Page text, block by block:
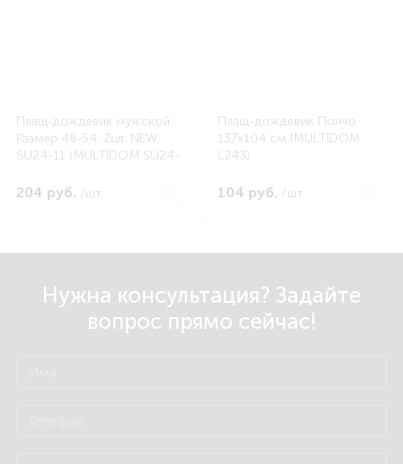
Плащ-дождевик мужской.
Размер 48-54. 2цв. NEW
SU24-11 (MULTIDOM SU24-
204 руб. /шт
Плащ-дождевик Пончо
137х104 см (MULTIDOM
L243)
104 руб. /шт
Нужна консультация? Задайте
вопрос прямо сейчас!